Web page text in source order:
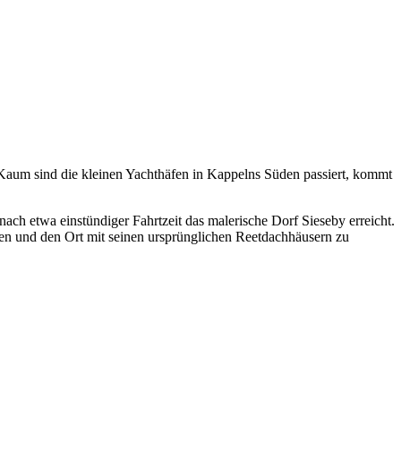
sind die kleinen Yachthäfen in Kappelns Süden passiert, kommt
etwa einstündiger Fahrtzeit das malerische Dorf Sieseby erreicht.
den Ort mit seinen ursprünglichen Reetdachhäusern zu